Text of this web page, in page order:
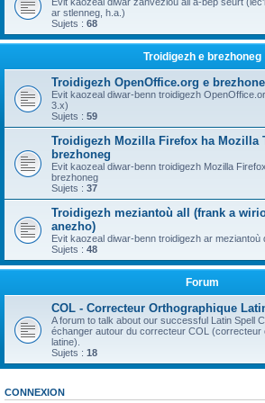
ar stlenneg, h.a.)
Sujets : 68
Troidigezh e brezhoneg
Troidigezh OpenOffice.org e
Evit kaozeal diwar-benn troidigezh
3.x)
Sujets : 59
Troidigezh Mozilla Firefox ha Mozilla
brezhoneg
Evit kaozeal diwar-benn troidigezh Mozilla
brezhoneg
Sujets : 37
Troidigezh meziantoù all (frank a
anezho)
Evit kaozeal diwar-benn troidigezh ar meziantoù
Sujets : 48
Forum
COL - Correcteur Orthographique
A forum to talk about our successful Latin Spell
échanger autour du correcteur COL (correcteur
latine).
Sujets : 18
CONNEXION